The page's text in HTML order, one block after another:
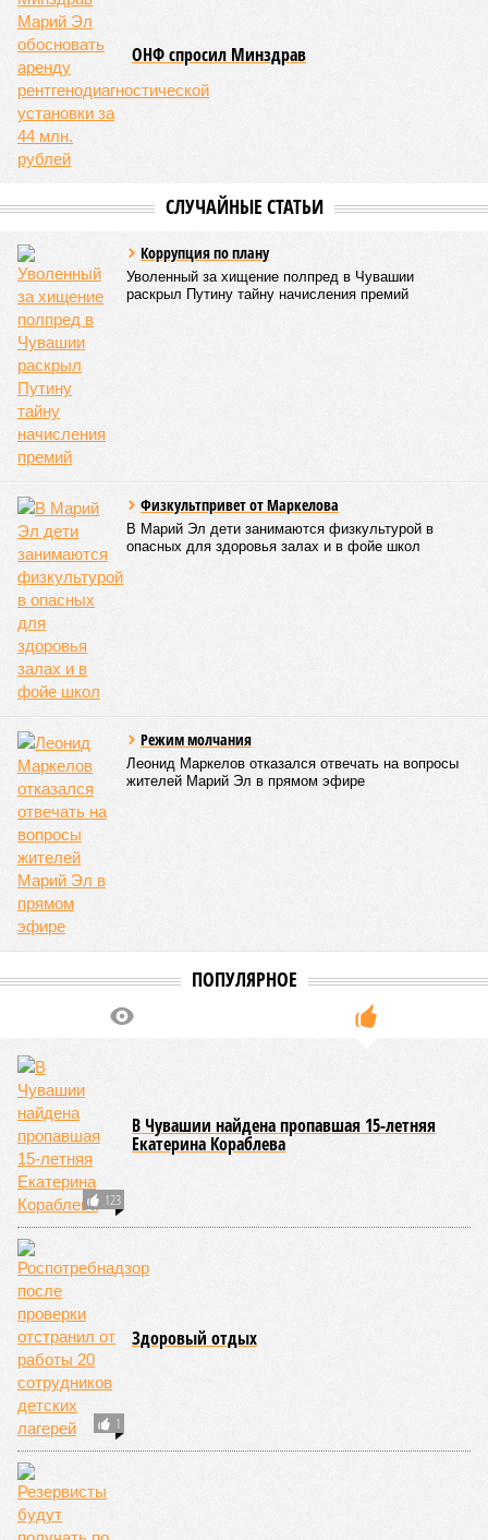
ОНФ спросил Минздрав
СЛУЧАЙНЫЕ СТАТЬИ
Коррупция по плану
Уволенный за хищение полпред в Чувашии
раскрыл Путину тайну начисления премий
Физкультпривет от Маркелова
В Марий Эл дети занимаются физкультурой в
опасных для здоровья залах и в фойе школ
Режим молчания
Леонид Маркелов отказался отвечать на вопросы
жителей Марий Эл в прямом эфире
ПОПУЛЯРНОЕ
123
В Чувашии найдена пропавшая 15-летняя
Екатерина Кораблева
1
Здоровый отдых